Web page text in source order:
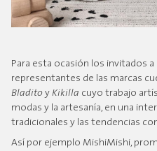
Para esta ocasión los invitados
representantes de las marcas
Bladito y Kikilla cuyo trabajo
modas y la artesanía, en una
tradicionales y las tendencias
Así por ejemplo MishiMishi,